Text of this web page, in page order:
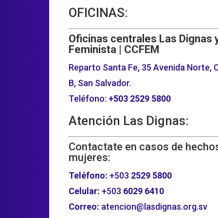
OFICINAS:
Oficinas centrales Las Dignas
Feminista | CCFEM
Reparto Santa Fe, 35 Avenida Norte,
B, San Salvador.
Teléfono: +503 2529 5800
Atención Las Dignas:
Contactate en casos de
mujeres:
Teléfono: +503 2529 5800
Celular: +503 6029 6410
Correo: atencion@lasdignas.org.sv